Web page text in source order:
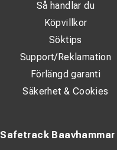
Safetrack Baavhammar
Så handlar du
Köpvillkor
Söktips
Support/Reklamation
Förlängd garanti
Säkerhet & Cookies